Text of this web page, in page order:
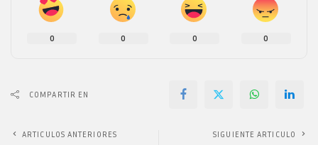
0 0 0 0
COMPARTIR EN
ARTICULOS ANTERIORES SIGUIENTE ARTICULO